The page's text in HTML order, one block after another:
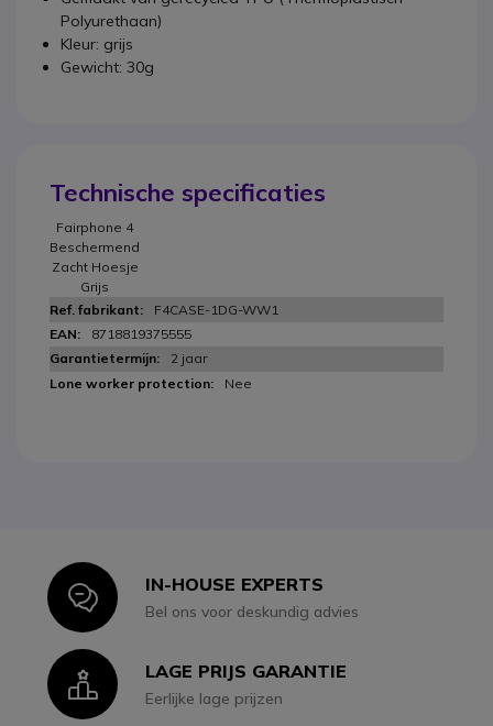
Polyurethaan)
Kleur: grijs
Gewicht: 30g
Technische specificaties
Fairphone 4
Beschermend
Zacht Hoesje
Grijs
F4CASE-1DG-WW1
8718819375555
2 jaar
Nee
IconIN-HOUSE EXPERTS
Bel ons voor deskundig advies
IconLAGE PRIJS GARANTIE
Eerlijke lage prijzen